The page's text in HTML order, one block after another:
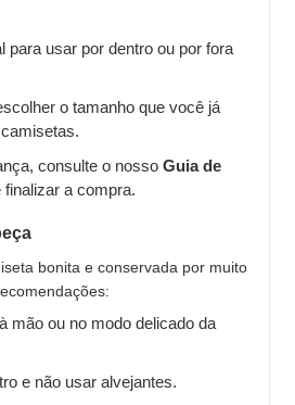
para usar por dentro ou por fora
o tamanho que você já
consulte o nosso Guia de
finalizar a compra.
bonita e conservada por muito
mão ou no modo delicado da
e não usar alvejantes.